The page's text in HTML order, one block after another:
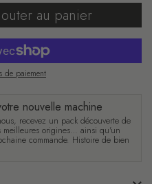
au panier
de paiement
nouvelle machine
recevez un pack découverte de
meilleures origines… ainsi qu'un
commande. Histoire de bien